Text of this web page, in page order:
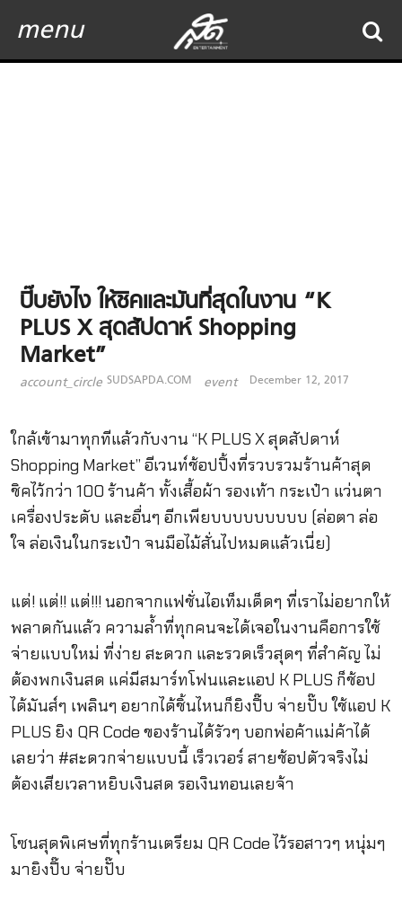
menu
ปิ๊บยังไง ให้ชิคและมันที่สุดในงาน “K
PLUS X สุดสัปดาห์ Shopping
Market”
account_circle SUDSAPDA.COM event December 12, 2017
ใกล้เข้ามาทุกทีแล้วกับงาน “K PLUS Xสุดสัปดาห์
Shopping Market” อีเวนท์ช้อปปิ้งที่รวบรวมร้านค้าสุด
ชิคไว้กว่า 100 ร้านค้า ทั้งเสื้อผ้า รองเท้า กระเป๋า แว่นตา
เครื่องประดับ และอื่นๆ อีกเพียบบบบบบบบบ (ล่อตา ล่อ
ใจ ล่อเงินในกระเป๋า จนมือไม้สั่นไปหมดแล้วเนี่ย)
แต่! แต่!! แต่!!! นอกจากแฟชั่นไอเท็มเด็ดๆ ที่เราไม่อยากให้
พลาดกันแล้ว ความล้ำที่ทุกคนจะได้เจอในงานคือการใช้
จ่ายแบบใหม่ ที่ง่าย สะดวก และรวดเร็วสุดๆ ที่สำคัญ ไม่
ต้องพกเงินสด แค่มีสมาร์ทโฟนและแอป K PLUS ก็ช้อป
ได้มันส์ๆ เพลินๆ อยากได้ชิ้นไหนก็ยิงปิ๊บ จ่ายปั๊บ ใช้แอป K
PLUS ยิง QR Code ของร้านได้รัวๆ บอกพ่อค้าแม่ค้าได้
เลยว่า #สะดวกจ่ายแบบนี้ เร็วเวอร์ สายช้อปตัวจริงไม่
ต้องเสียเวลาหยิบเงินสด รอเงินทอนเลยจ้า
โซนสุดพิเศษที่ทุกร้านเตรียม QR Code ไว้รอสาวๆ หนุ่มๆ
มายิงปิ๊บ จ่ายปั๊บ